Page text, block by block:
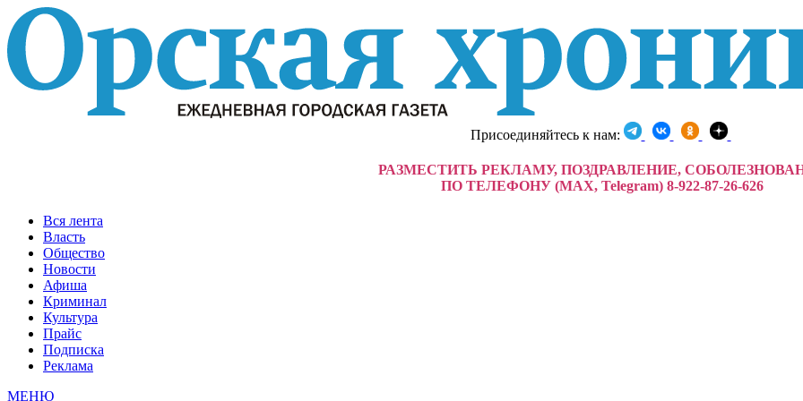
Присоединяйтесь к нам:
РАЗМЕСТИТЬ РЕКЛАМУ, ПОЗДРАВЛЕНИЕ,
ПО ТЕЛЕФОНУ (MAX, Telegram) 8-922-87-26-626
Вся лента
Власть
Общество
Новости
Афиша
Криминал
Культура
Прайс
Подписка
Реклама
МЕНЮ